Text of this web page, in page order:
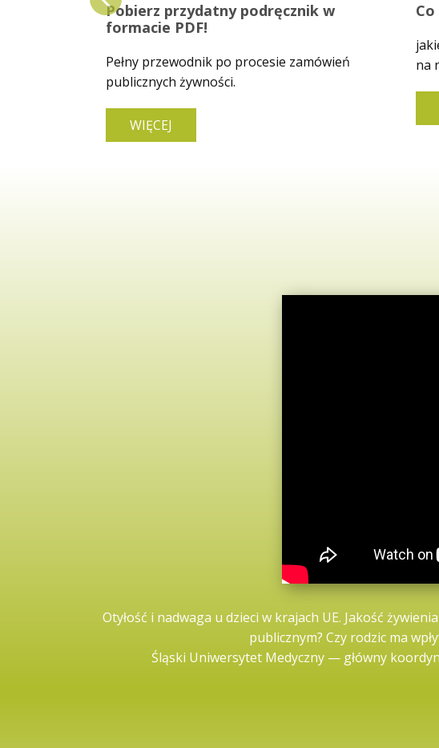
Pobierz przydatny podręcznik w
formacie PDF!
Pełny przewodnik po procesie zamówień
publicznych żywności.
WIĘCEJ
na
Otyłość i nadwaga u dzieci w krajach UE. Jakość
publicznym? Czy rodzic ma
Śląski Uniwersytet Medyczny — główny